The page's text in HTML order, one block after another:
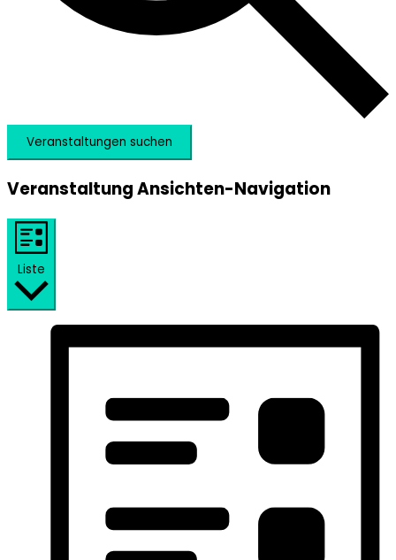
Veranstaltungen suchen
Veranstaltung Ansichten-Navigation
Liste